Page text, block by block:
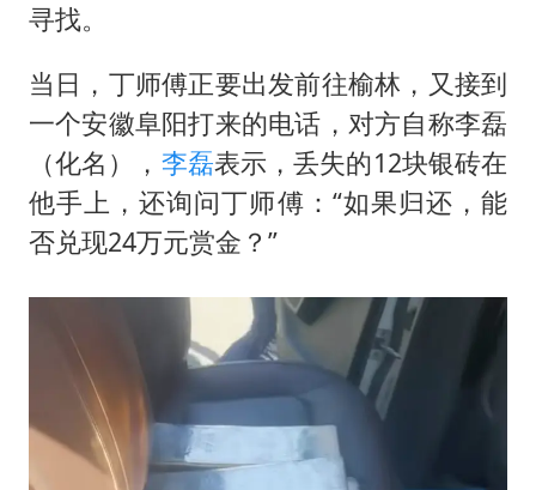
寻找。
当日，丁师傅正要出发前往榆林，又接到
一个安徽阜阳打来的电话，对方自称李磊
（化名）， 李磊表示，丢失的12块银砖在
他手上，还询问丁师傅：“如果归还，能
否兑现24万元赏金？”